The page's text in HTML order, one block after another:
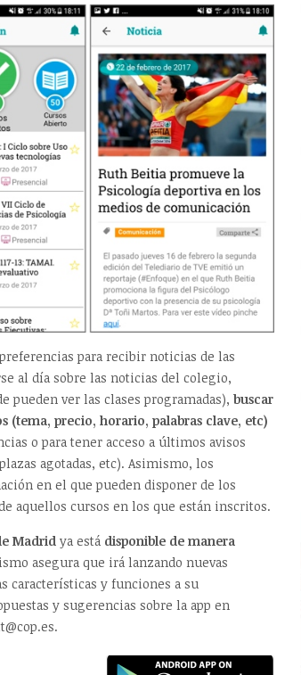
para recibir noticias de las
al día sobre las noticias del colegio,
pueden ver las clases programadas), buscar
(tema, precio, horario, palabras clave, etc)
o para tener acceso a últimos avisos
agotadas, etc). Asimismo, los
en el que pueden disponer de los
aquellos cursos en los que están inscritos.
Madrid ya está disponible de manera
asegura que irá lanzando nuevas
características y funciones a su
y sugerencias sobre la app en